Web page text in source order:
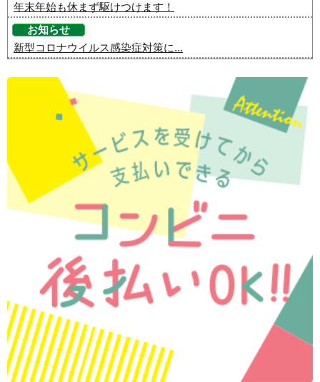
年末年始も休まず駆けつけます！
お知らせ
新型コロナウイルス感染症対策に...